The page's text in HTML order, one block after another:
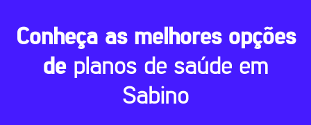
Conheça as melhores opções
de planos de saúde em
Sabino